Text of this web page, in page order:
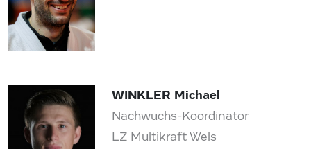
WINKLER Michael
Nachwuchs-Koordinator
LZ Multikraft Wels